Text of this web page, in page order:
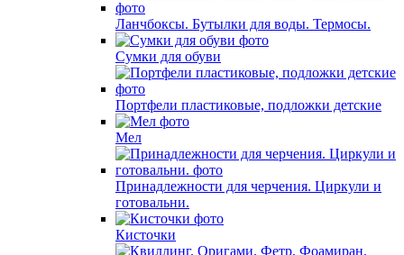
Ланчбоксы. Бутылки для воды. Термосы.
Сумки для обуви
Портфели пластиковые, подложки детские
Мел
Принадлежности для черчения. Циркули и
готовальни.
Кисточки